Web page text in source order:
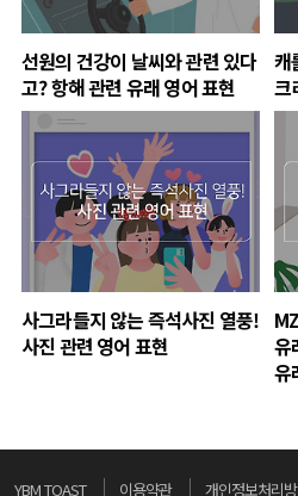
선원의 건강이 날씨와 관련 있다
고? 항해 관련 유래 영어 표현
캐
크
사그라들지 않는 즉석사진 열풍!
사진 관련 영어 표현
유
유
YBM TOAST 이용약관 개인정보처리